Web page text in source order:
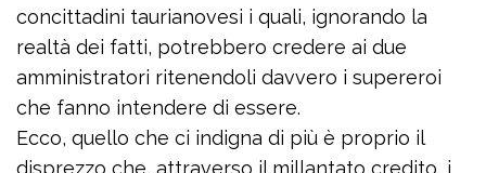
concittadini taurianovesi i quali, ignorando la
realtà dei fatti, potrebbero credere ai due
amministratori ritenendoli davvero i supereroi
che fanno intendere di essere.
Ecco, quello che ci indigna di più è proprio il
disprezzo che, attraverso il millantato credito, i